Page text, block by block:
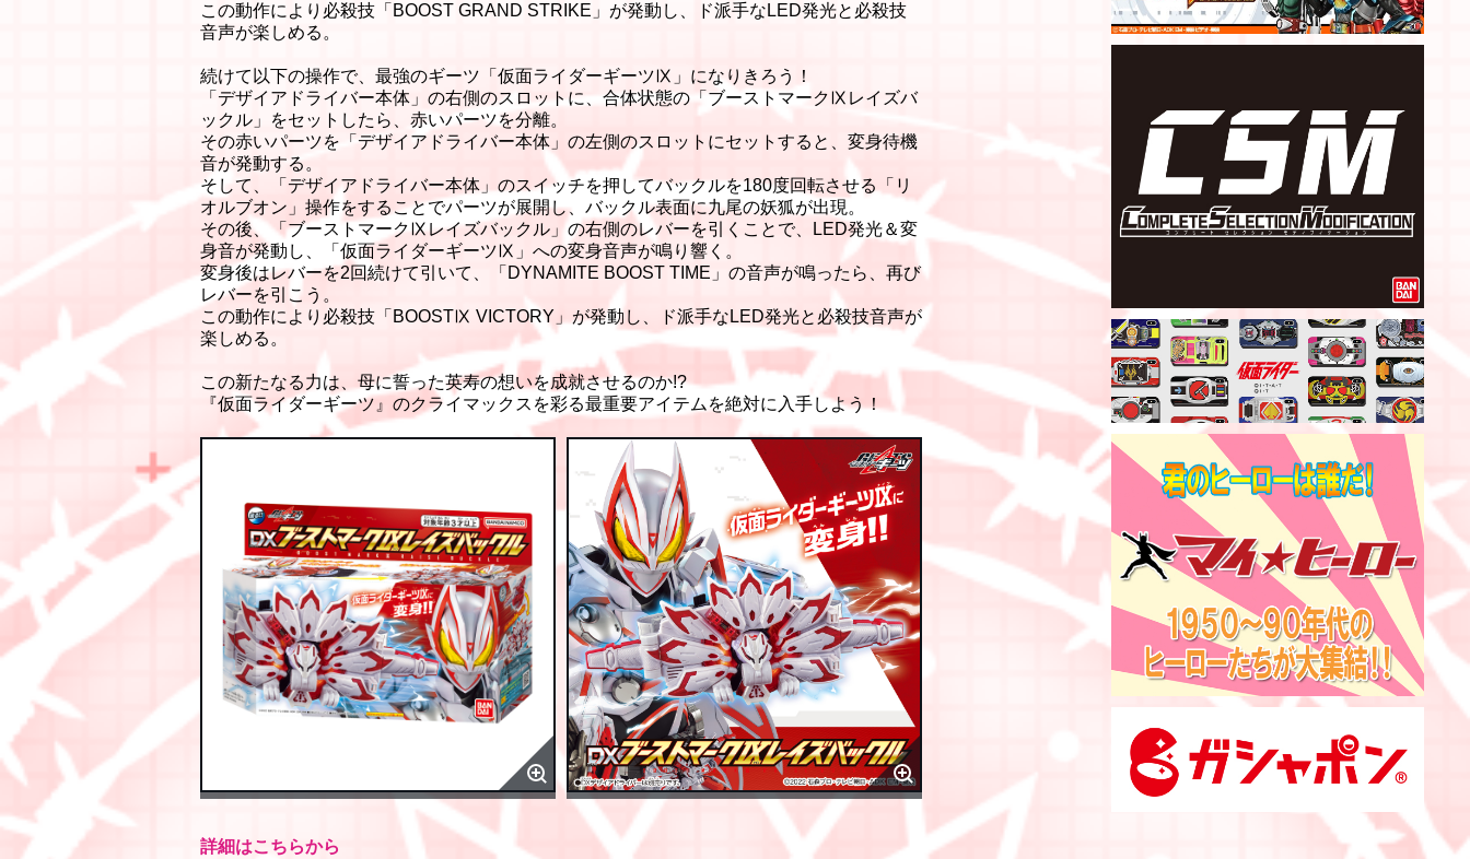
この動作により必殺技「BOOST GRAND STRIKE」が発動し、ド派手なLED発光と必殺技
音声が楽しめる。
続けて以下の操作で、最強のギーツ「仮面ライダーギーツⅨ」になりきろう！
「デザイアドライバー本体」の右側のスロットに、合体状態の「ブーストマークⅨレイズバ
ックル」をセットしたら、赤いパーツを分離。
その赤いパーツを「デザイアドライバー本体」の左側のスロットにセットすると、変身待機
音が発動する。
そして、「デザイアドライバー本体」のスイッチを押してバックルを180度回転させる「リ
オルブオン」操作をすることでパーツが展開し、バックル表面に九尾の妖狐が出現。
その後、「ブーストマークⅨレイズバックル」の右側のレバーを引くことで、LED発光＆変
身音が発動し、「仮面ライダーギーツⅨ」への変身音声が鳴り響く。
変身後はレバーを2回続けて引いて、「DYNAMITE BOOST TIME」の音声が鳴ったら、再び
レバーを引こう。
この動作により必殺技「BOOSTⅨ VICTORY」が発動し、ド派手なLED発光と必殺技音声が
楽しめる。
この新たなる力は、母に誓った英寿の想いを成就させるのか!?
『仮面ライダーギーツ』のクライマックスを彩る最重要アイテムを絶対に入手しよう！
詳細はこちらから